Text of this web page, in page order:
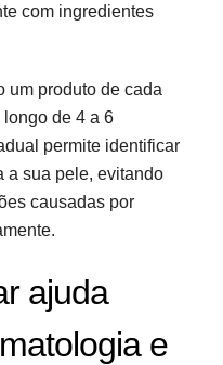
com ingredientes
um produto de cada
de 4 a 6
permite identificar
a sua pele, evitando
causadas por
ajuda
e